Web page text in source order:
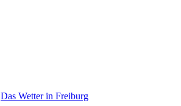
Das Wetter in Freiburg